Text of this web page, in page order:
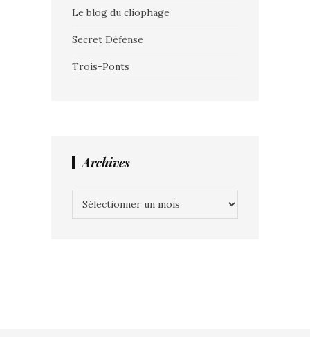
Le blog du cliophage
Secret Défense
Trois-Ponts
Archives